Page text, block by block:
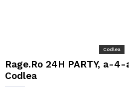
Codlea
Rage.Ro 24H PARTY, a-
Codlea